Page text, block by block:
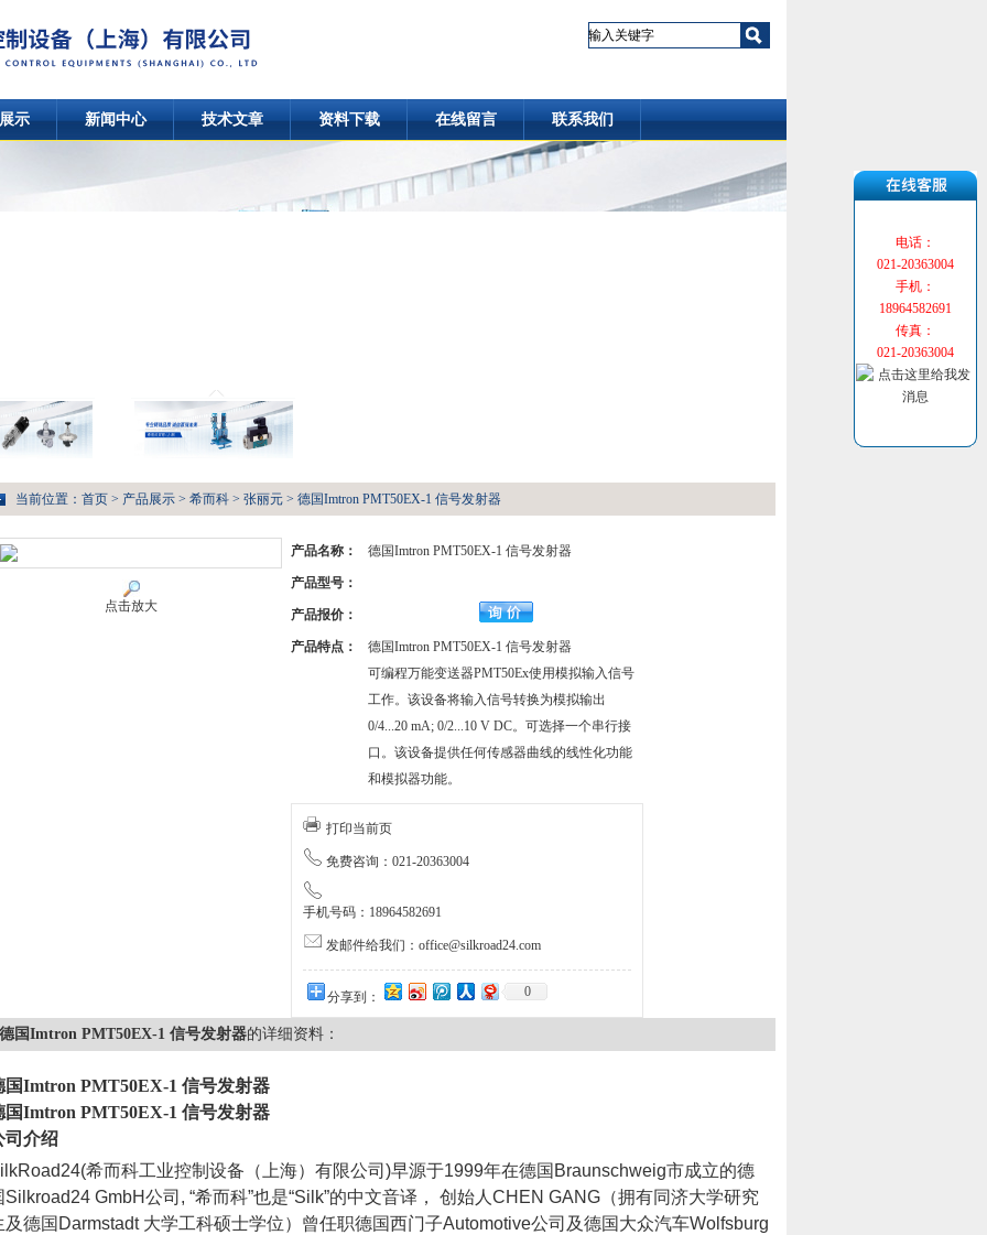
示 新闻中心 技术文章 资料下载 在线留言 联系我们
当前位置： 首页 > 产品展示 > 希而科 > 张丽元 > 德国Imtron PMT50EX-1 信号发射器
点击放大
产品名称： 德国Imtron PMT50EX-1 信号发射器
产品型号：
产品报价：
产品特点：
德国Imtron PMT50EX-1 信号发射器
可编程万能变送器PMT50Ex使用模拟输入信号
工作。该设备将输入信号转换为模拟输出
0/4...20 mA; 0/2...10 V DC。可选择一个串行接
口。该设备提供任何传感器曲线的线性化功能
和模拟器功能。
打印当前页
免费咨询：021-20363004
手机号码：18964582691
发邮件给我们：office@silkroad24.com
分享到： 0
德国Imtron PMT50EX-1 信号发射器的详细资料：
国Imtron PMT50EX-1 信号发射器
国Imtron PMT50EX-1 信号发射器
司介绍
希而科工业控制设备（上海）有限公司 )早源于1999年在德国 Braunschweig市成立的德
Silkroad24 GmbH公司 , “希而科”也是“Silk”的中文音译， 创始人 CHEN GANG （拥有同济大学研究
及德国 Darmstadt 大学工科硕士学位）曾任职德国西门子Automotive公司及德国大众汽车Wolfsburg
电话：
021-20363004
手机：
18964582691
传真：
021-20363004